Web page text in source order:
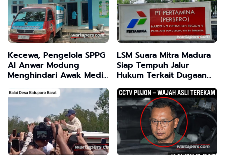
Kecewa, Pengelola SPPG
Al Anwar Modung
Menghindari Awak Media
Terkait Isu 5 Dapur Satu
Lokasi
LSM Suara Mitra Madura
Siap Tempuh Jalur
Hukum Terkait Dugaan
Penyalahgunaan BBM
Bersubsidi di SPBU
Junok